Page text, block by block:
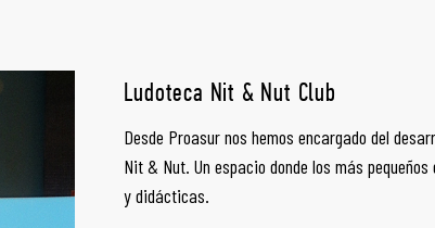
Ludoteca Nit & Nut Club
Desde Proasur nos hemos encargado del
Nit & Nut. Un espacio donde los más
y didácticas.